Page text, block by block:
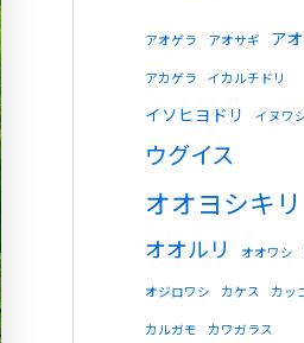
アオゲラ アオサギ ア
アカゲラ イカルチドリ
イソヒヨドリ イヌワ
ウグイス
オオヨシキリ
オオルリ オオワシ
オジロワシ カケス カッ
カルガモ カワガラス